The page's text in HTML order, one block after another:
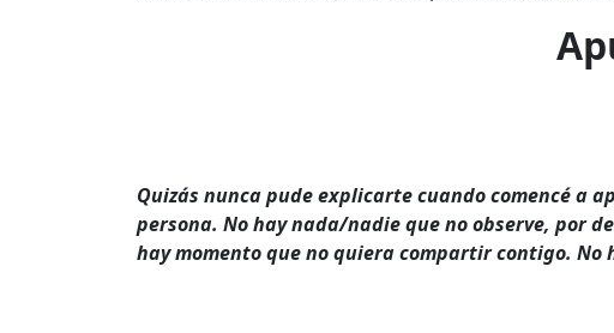
Quizás nunca pude explicarte cuando comencé a
persona. No hay nada/nadie que no observe, por
hay momento que no quiera compartir contigo.